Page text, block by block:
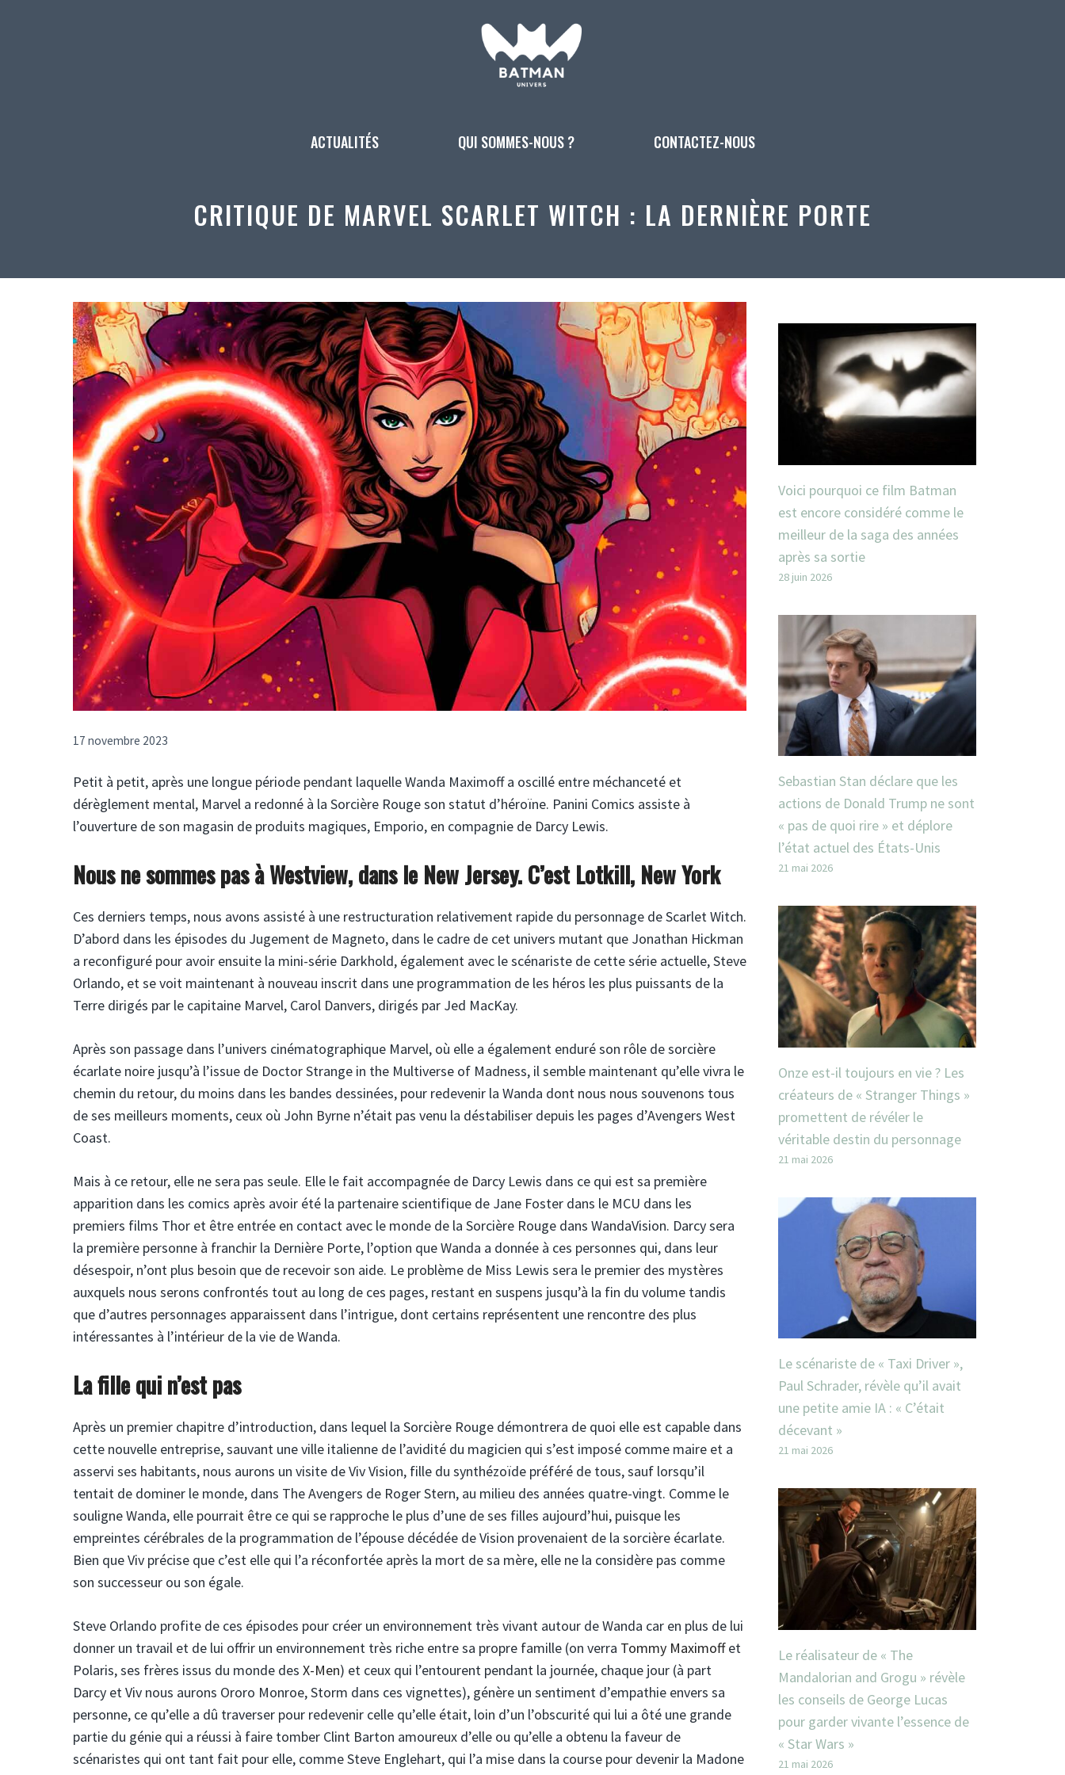
ACTUALITÉS QUI SOMMES-NOUS ? CONTACTEZ-NOUS
CRITIQUE DE MARVEL SCARLET WITCH : LA DERNIÈRE PORTE
17 novembre 2023
Petit à petit, après une longue période pendant laquelle Wanda Maximoff a oscillé entre méchanceté et
dérèglement mental, Marvel a redonné à la Sorcière Rouge son statut d’héroïne. Panini Comics assiste à
l’ouverture de son magasin de produits magiques, Emporio, en compagnie de Darcy Lewis.
Nous ne sommes pas à Westview, dans le New Jersey. C’est Lotkill, New York
Ces derniers temps, nous avons assisté à une restructuration relativement rapide du personnage de Scarlet Witch.
D’abord dans les épisodes du Jugement de Magneto, dans le cadre de cet univers mutant que Jonathan Hickman
a reconfiguré pour avoir ensuite la mini-série Darkhold, également avec le scénariste de cette série actuelle, Steve
Orlando, et se voit maintenant à nouveau inscrit dans une programmation de les héros les plus puissants de la
Terre dirigés par le capitaine Marvel, Carol Danvers, dirigés par Jed MacKay.
Après son passage dans l’univers cinématographique Marvel, où elle a également enduré son rôle de sorcière
écarlate noire jusqu’à l’issue de Doctor Strange in the Multiverse of Madness, il semble maintenant qu’elle vivra le
chemin du retour, du moins dans les bandes dessinées, pour redevenir la Wanda dont nous nous souvenons tous
de ses meilleurs moments, ceux où John Byrne n’était pas venu la déstabiliser depuis les pages d’Avengers West
Coast.
Mais à ce retour, elle ne sera pas seule. Elle le fait accompagnée de Darcy Lewis dans ce qui est sa première
apparition dans les comics après avoir été la partenaire scientifique de Jane Foster dans le MCU dans les
premiers films Thor et être entrée en contact avec le monde de la Sorcière Rouge dans WandaVision. Darcy sera
la première personne à franchir la Dernière Porte, l’option que Wanda a donnée à ces personnes qui, dans leur
désespoir, n’ont plus besoin que de recevoir son aide. Le problème de Miss Lewis sera le premier des mystères
auxquels nous serons confrontés tout au long de ces pages, restant en suspens jusqu’à la fin du volume tandis
que d’autres personnages apparaissent dans l’intrigue, dont certains représentent une rencontre des plus
intéressantes à l’intérieur de la vie de Wanda.
La fille qui n’est pas
Après un premier chapitre d’introduction, dans lequel la Sorcière Rouge démontrera de quoi elle est capable dans
cette nouvelle entreprise, sauvant une ville italienne de l’avidité du magicien qui s’est imposé comme maire et a
asservi ses habitants, nous aurons un visite de Viv Vision, fille du synthézoïde préféré de tous, sauf lorsqu’il
tentait de dominer le monde, dans The Avengers de Roger Stern, au milieu des années quatre-vingt. Comme le
souligne Wanda, elle pourrait être ce qui se rapproche le plus d’une de ses filles aujourd’hui, puisque les
empreintes cérébrales de la programmation de l’épouse décédée de Vision provenaient de la sorcière écarlate.
Bien que Viv précise que c’est elle qui l’a réconfortée après la mort de sa mère, elle ne la considère pas comme
son successeur ou son égale.
Steve Orlando profite de ces épisodes pour créer un environnement très vivant autour de Wanda car en plus de lui
donner un travail et de lui offrir un environnement très riche entre sa propre famille (on verra Tommy Maximoffet
Polaris, ses frères issus du monde des X-Men) et ceux qui l’entourent pendant la journée, chaque jour (à part
Darcy et Viv nous aurons Ororo Monroe, Storm dans ces vignettes), génère un sentiment d’empathie envers sa
personne, ce qu’elle a dû traverser pour redevenir celle qu’elle était, loin d’un l’obscurité qui lui a ôté une grande
partie du génie qui a réussi à faire tomber Clint Barton amoureux d’elle ou qu’elle a obtenu la faveur de
scénaristes qui ont tant fait pour elle, comme Steve Englehart, qui l’a mise dans la course pour devenir la Madone
Voici pourquoi ce film Batman
est encore considéré comme le
meilleur de la saga des années
après sa sortie
28 juin 2026
Sebastian Stan déclare que les
actions de Donald Trump ne sont
« pas de quoi rire » et déplore
l’état actuel des États-Unis
21 mai 2026
Onze est-il toujours en vie ? Les
créateurs de « Stranger Things »
promettent de révéler le
véritable destin du personnage
21 mai 2026
Le scénariste de « Taxi Driver »,
Paul Schrader, révèle qu’il avait
une petite amie IA : « C’était
décevant »
21 mai 2026
Le réalisateur de « The
Mandalorian and Grogu » révèle
les conseils de George Lucas
pour garder vivante l’essence de
« Star Wars »
21 mai 2026